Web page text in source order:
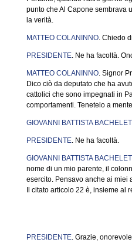
punto che Al Capone sembrava
la verità.
MATTEO COLANINNO. Chiedo
PRESIDENTE. Ne ha facoltà.
MATTEO COLANINNO. Signor
Dico ciò da deputato che ha
cattolici che sono impegnati in
comportamenti. Tenetelo a
GIOVANNI BATTISTA BACHELET
PRESIDENTE. Ne ha facoltà.
GIOVANNI BATTISTA BACHELET
nome di un mio parente, il
esercito. Pensavo anche ai miei
Il citato articolo 22 è, insieme
PRESIDENTE. Grazie,